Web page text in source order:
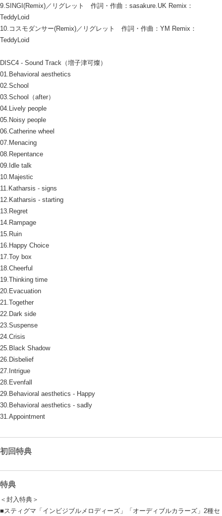
9.SINGI(Remix)／リグレット 作詞・作曲：sasakure.UK Remix：
TeddyLoid
10.コスモダンサー(Remix)／リグレット 作詞・作曲：YM Remix：
TeddyLoid
DISC4 - Sound Track（増子津可燦）
01.Behavioral aesthetics
02.School
03.School（after）
04.Lively people
05.Noisy people
06.Catherine wheel
07.Menacing
08.Repentance
09.Idle talk
10.Majestic
11.Katharsis - signs
12.Katharsis - starting
13.Regret
14.Rampage
15.Ruin
16.Happy Choice
17.Toy box
18.Cheerful
19.Thinking time
20.Evacuation
21.Together
22.Dark side
23.Suspense
24.Crisis
25.Black Shadow
26.Disbelief
27.Intrigue
28.Evenfall
29.Behavioral aesthetics - Happy
30.Behavioral aesthetics - sadly
31.Appointment
初回特典
特典
＜封入特典＞
■スティグマ「インビジブルメロディーズ」「オーディブルカラーズ」2種セ